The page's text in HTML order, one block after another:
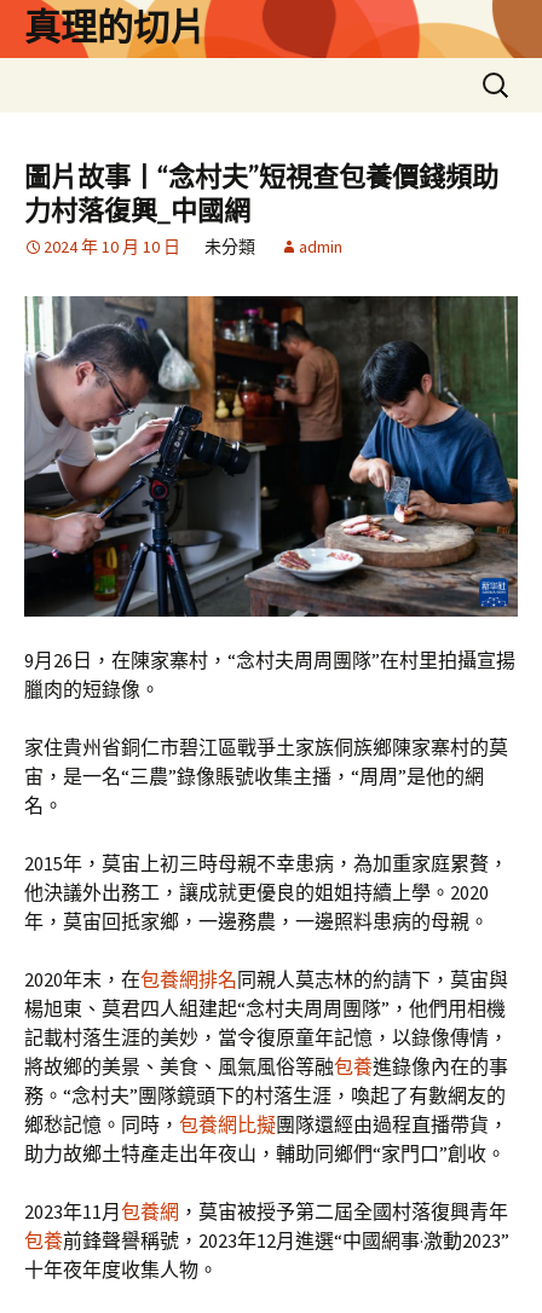
真理的切片
搜
尋
鍵
字:
圖片故事丨“念村夫”短視查包養價錢頻助
力村落復興_中國網
2024 年 10 月 10 日 未分類 admin
9月26日，在陳家寨村，“念村夫周周團隊”在村里拍攝宣揚
臘肉的短錄像。
家住貴州省銅仁市碧江區戰爭土家族侗族鄉陳家寨村的莫
宙，是一名“三農”錄像賬號收集主播，“周周”是他的網
名。
2015年，莫宙上初三時母親不幸患病，為加重家庭累贅，
他決議外出務工，讓成就更優良的姐姐持續上學。2020
年，莫宙回抵家鄉，一邊務農，一邊照料患病的母親。
2020年末，在包養網排名同親人莫志林的約請下，莫宙與
楊旭東、莫君四人組建起“念村夫周周團隊”，他們用相機
記載村落生涯的美妙，當令復原童年記憶，以錄像傳情，
將故鄉的美景、美食、風氣風俗等融包養進錄像內在的事
務。“念村夫”團隊鏡頭下的村落生涯，喚起了有數網友的
鄉愁記憶。同時， 包養網比擬團隊還經由過程直播帶貨，
助力故鄉土特產走出年夜山，輔助同鄉們“家門口”創收。
2023年11月包養網 ，莫宙被授予第二屆全國村落復興青年
包養前鋒聲譽稱號，2023年12月進選“中國網事·激動2023”
十年夜年度收集人物。